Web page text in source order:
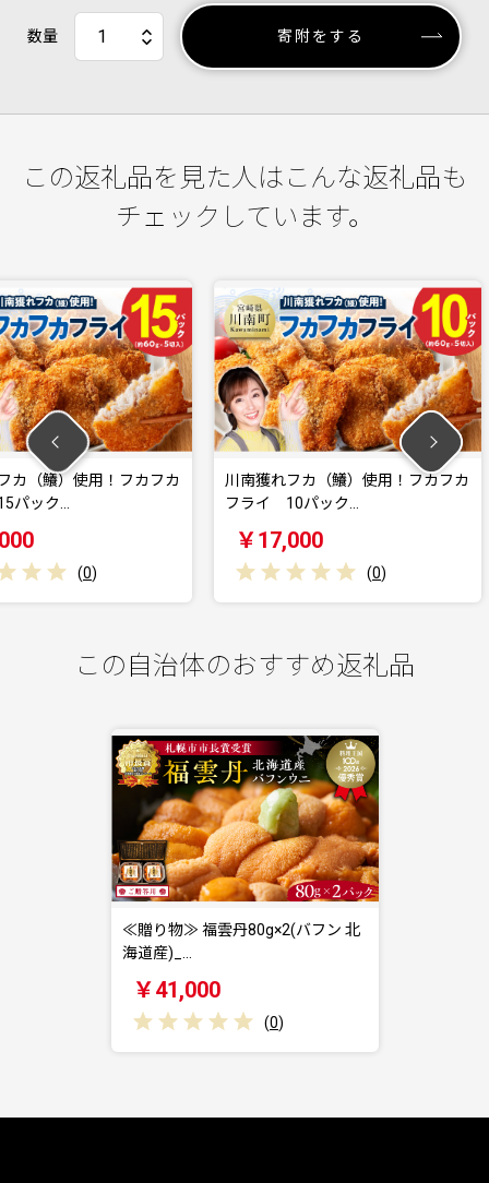
数量 寄附をする
この返礼品を見た人はこんな返礼品も
チェックしています。
！フカフカ
)
川南獲れフカ（鱶）使用！フカフカ
フライ 10パック…
(0)
川南獲れ
この自治体のおすすめ返礼品
≪贈り物≫ 福雲丹80g×2(バフン 北
海道産)_…
￥41,000
(0)